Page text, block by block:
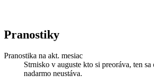
Pranostiky
Pranostika na akt. mesiac
Strnisko v auguste kto si preoráva, ten
nadarmo neustáva.